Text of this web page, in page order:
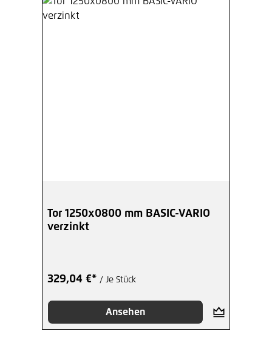
Tor 1250x0800 mm BASIC-VARIO
verzinkt
329,04 €* / Je Stück
Ansehen